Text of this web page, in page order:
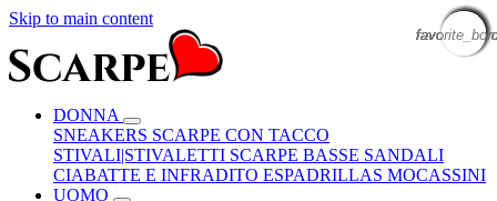
Skip to main content
DONNA
SNEAKERS SCARPE CON TACCO
STIVALI|STIVALETTI SCARPE BASSE SANDALI
CIABATTE E INFRADITO ESPADRILLAS MOCASSINI
UOMO